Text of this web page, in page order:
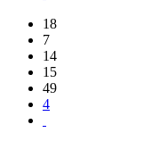
18
7
14
15
49
4